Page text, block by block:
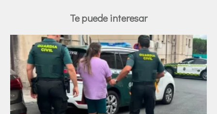
Te puede interesar